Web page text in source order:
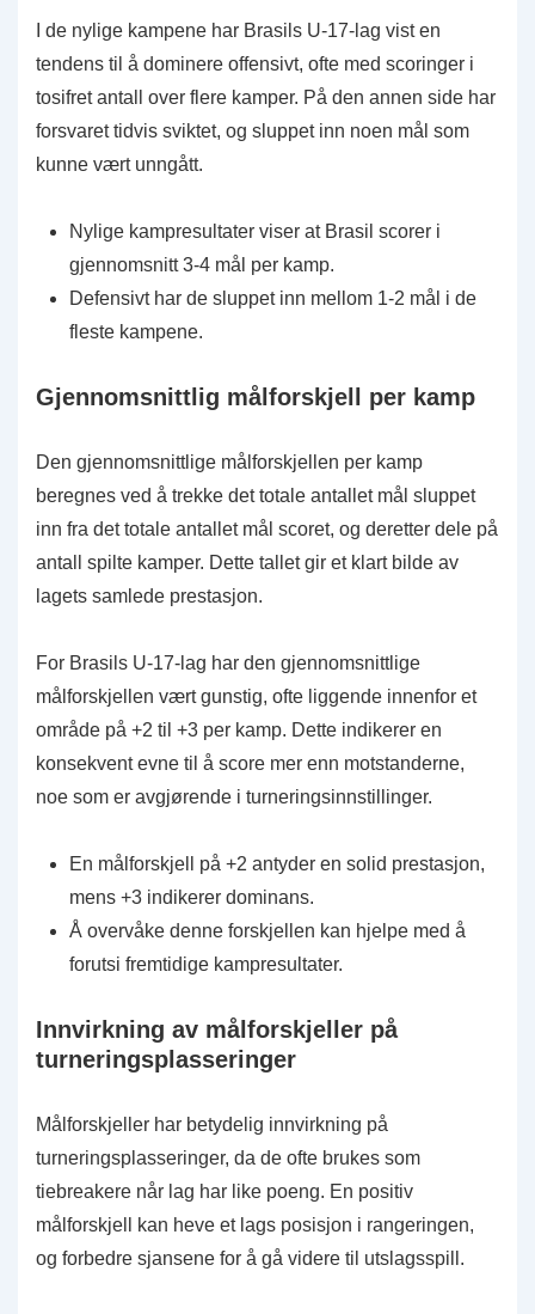
I de nylige kampene har Brasils U-17-lag vist en
tendens til å dominere offensivt, ofte med scoringer i
tosifret antall over flere kamper. På den annen side har
forsvaret tidvis sviktet, og sluppet inn noen mål som
kunne vært unngått.
Nylige kampresultater viser at Brasil scorer i
gjennomsnitt 3-4 mål per kamp.
Defensivt har de sluppet inn mellom 1-2 mål i de
fleste kampene.
Gjennomsnittlig målforskjell per kamp
Den gjennomsnittlige målforskjellen per kamp
beregnes ved å trekke det totale antallet mål sluppet
inn fra det totale antallet mål scoret, og deretter dele på
antall spilte kamper. Dette tallet gir et klart bilde av
lagets samlede prestasjon.
For Brasils U-17-lag har den gjennomsnittlige
målforskjellen vært gunstig, ofte liggende innenfor et
område på +2 til +3 per kamp. Dette indikerer en
konsekvent evne til å score mer enn motstanderne,
noe som er avgjørende i turneringsinnstillinger.
En målforskjell på +2 antyder en solid prestasjon,
mens +3 indikerer dominans.
Å overvåke denne forskjellen kan hjelpe med å
forutsi fremtidige kampresultater.
Innvirkning av målforskjeller på
turneringsplasseringer
Målforskjeller har betydelig innvirkning på
turneringsplasseringer, da de ofte brukes som
tiebreakere når lag har like poeng. En positiv
målforskjell kan heve et lags posisjon i rangeringen,
og forbedre sjansene for å gå videre til utslagsspill.